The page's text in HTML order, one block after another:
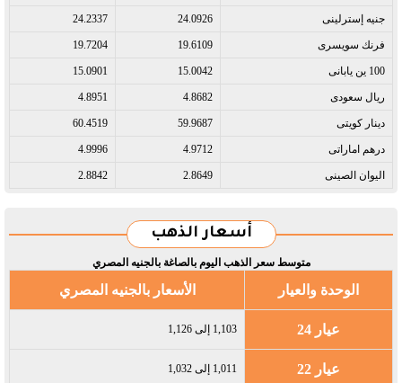
جنيه إسترلينى​ 24.0926
24.2337
فرنك سويسرى​ 19.6109
19.7204
100 ين يابانى​ 15.0042
15.0901
ريال سعودى​ 4.8682
4.8951
دينار كويتى​ 59.9687
60.4519
درهم اماراتى​ 4.9712
4.9996
اليوان الصينى​ 2.8649
2.8842
أسعار الذهب
متوسط سعر الذهب اليوم بالصاغة بالجنيه المصري
الوحدة والعيار الأسعار بالجنيه المصري
عيار 24 1,103 إلى 1,126
عيار 22 1,011 إلى 1,032